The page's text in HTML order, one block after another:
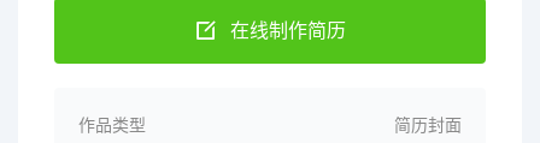
在线制作简历
作品类型 简历封面